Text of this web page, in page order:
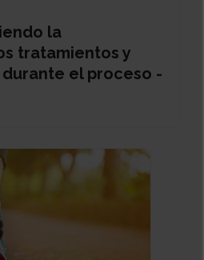
la
tratamientos y
el proceso -